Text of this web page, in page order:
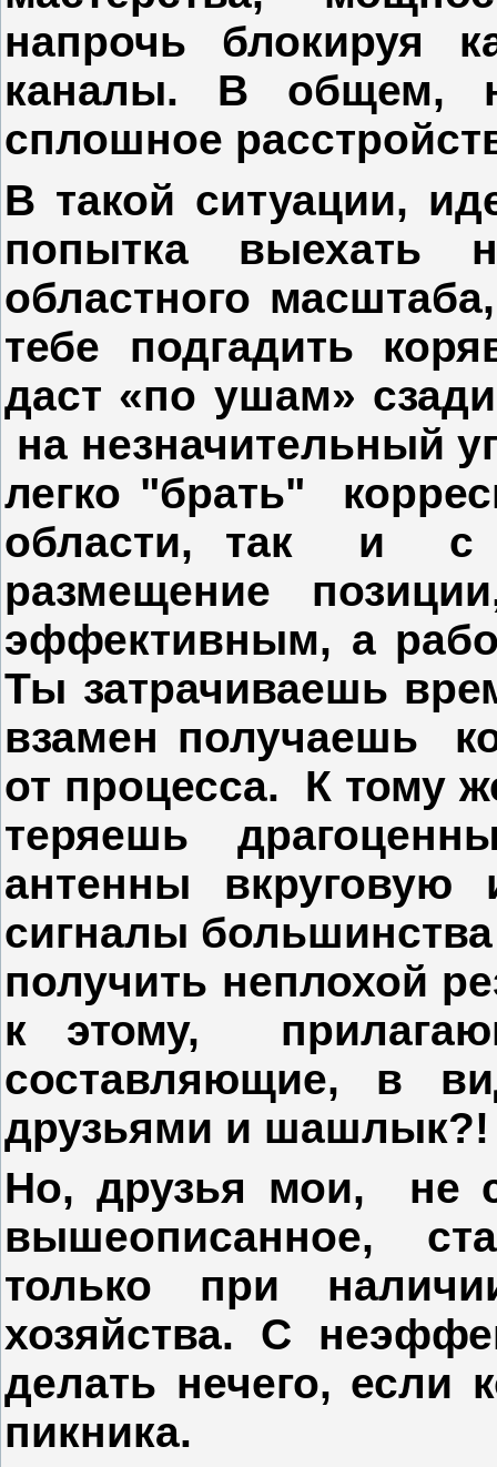
напрочь блокируя
каналы. В общем,
сплошное
В такой ситуации,
попытка выехать
областного
тебе подгадить
даст «по ушам»
на незначительный
легко "брать"
области, так и с
размещение
эффективным, а
Ты затрачиваешь
взамен получаешь
от процесса. К тому
теряешь
антенны вкруговую
сигналы
получить неплохой
к этому,
составляющие, в
друзьями и
Но, друзья мои, не
вышеописанное,
только при
хозяйства. С
делать нечего, если
пикника.